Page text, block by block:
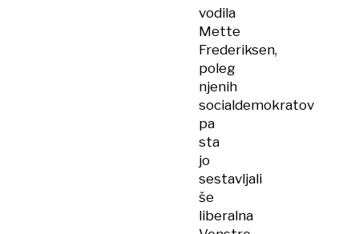
vodila
Mette
Frederiksen,
poleg
njenih
socialdemokratov
pa
sta
jo
sestavljali
še
liberalna